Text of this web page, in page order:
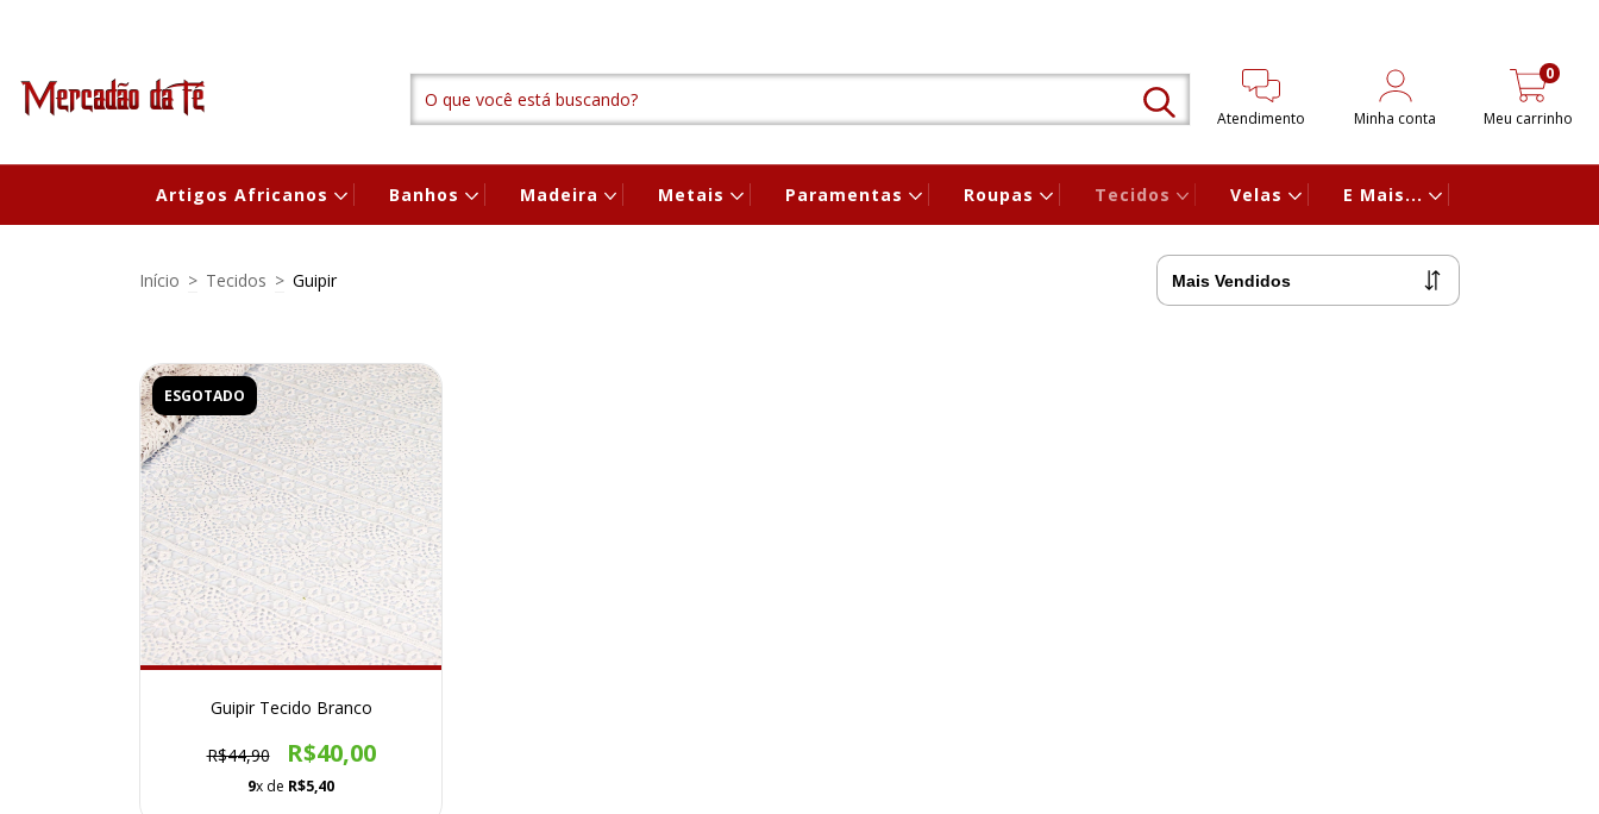
Atendimento Minha conta Meu carrinho
0
Artigos Africanos Banhos Madeira Metais Paramentas Roupas Tecidos Velas E Mais...
Início > Tecidos > Guipir
ESGOTADO
Guipir Tecido Branco
R$44,90 R$40,00
9x de R$5,40